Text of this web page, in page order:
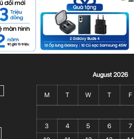
August 2026
M T W T F
3
4 5 6 7